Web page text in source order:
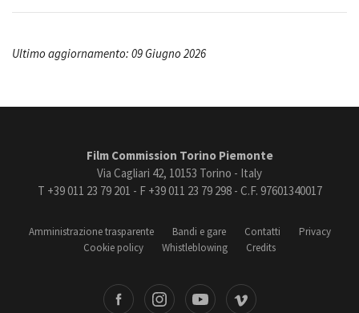
Ultimo aggiornamento: 09 Giugno 2026
Film Commission Torino Piemonte
Via Cagliari 42, 10153 Torino - Italy
T +39 011 23 79 201 - F +39 011 23 79 298 - C.F. 97601340017
Amministrazione trasparente Bandi e gare Contatti
Privacy
Cookie policy
Whistleblowing Credits
Vimeo